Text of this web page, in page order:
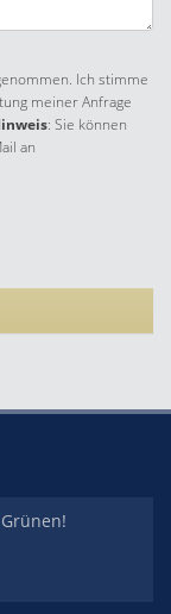
Ich stimme
meiner Anfrage
: Sie können
an